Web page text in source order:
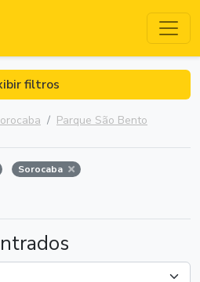
filtros
Parque São Bento
Sorocaba